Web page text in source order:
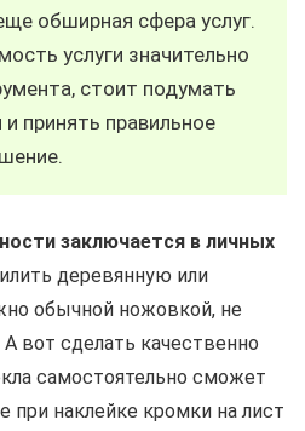
обширная сфера услуг.
услуги значительно
стоит подумать
принять правильное
заключается в личных
деревянную или
обычной ножовкой, не
А вот сделать качественно
самостоятельно сможет
наклейке кромки на лист